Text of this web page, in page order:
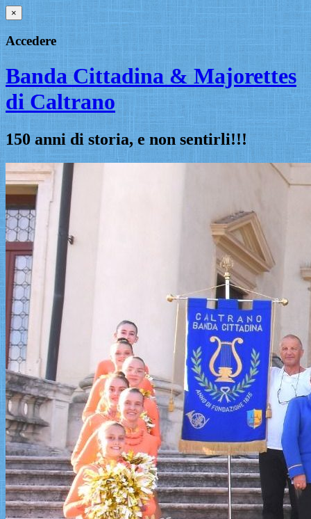
×
Accedere
Banda Cittadina & Majorettes
di Caltrano
150 anni di storia, e non sentirli!!!